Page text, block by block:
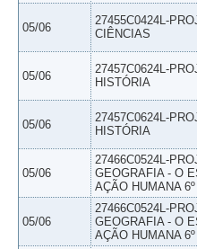
05/06
27455C0424L-
CIÊNCIAS
05/06
27457C0624L-
HISTÓRIA
05/06
27457C0624L-
HISTÓRIA
05/06
27466C0524L-
GEOGRAFIA - O
AÇÃO HUMANA
05/06
27466C0524L-
GEOGRAFIA - O
AÇÃO HUMANA